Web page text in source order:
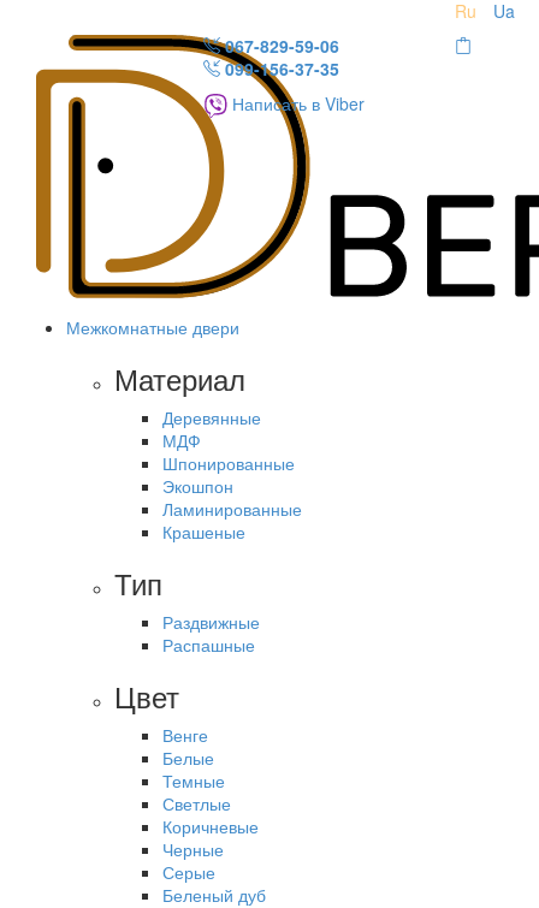
Ru
Ua
067-829-59-06
099-156-37-35
Написать в Viber
Межкомнатные двери
Материал
Деревянные
МДФ
Шпонированные
Экошпон
Ламинированные
Крашеные
Тип
Раздвижные
Распашные
Цвет
Венге
Белые
Темные
Светлые
Коричневые
Черные
Серые
Беленый дуб